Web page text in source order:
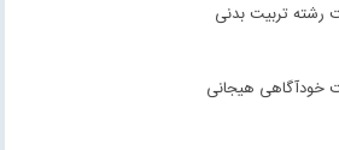
رشته تربیت بدنی
خودآگاهی هیجانی